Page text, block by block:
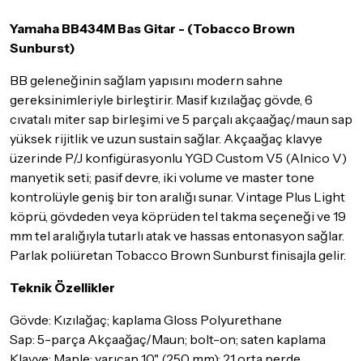
eksiksiz olması gerekmektedir. Satın almış olduğunuz ürünü
göndermeden önce mutlaka
İade ve değişim koşulları, ürün kategorilerine göre farklılık
gösterebilir. Lütfen satın almadan önce ilgili ürünün
iade/değişim şartlarını kontrol ettiğinizden emin olun.
Detaylar için tıklayınız
Yamaha BB434M Bas Gitar - (Tobacco Brown
Sunburst)
BB geleneğinin sağlam yapısını modern sahne
gereksinimleriyle birleştirir. Masif kızılağaç gövde, 6
cıvatalı miter sap birleşimi ve 5 parçalı akçaağaç/maun sap
yüksek rijitlik ve uzun sustain sağlar. Akçaağaç klavye
üzerinde P/J konfigürasyonlu YGD Custom V5 (Alnico V)
manyetik seti; pasif devre, iki volume ve master tone
kontrolüyle geniş bir ton aralığı sunar. Vintage Plus Light
köprü, gövdeden veya köprüden tel takma seçeneği ve 19
mm tel aralığıyla tutarlı atak ve hassas entonasyon sağlar.
Parlak poliüretan Tobacco Brown Sunburst finisajla gelir.
Teknik Özellikler
Gövde: Kızılağaç; kaplama Gloss Polyurethane
Sap: 5-parça Akçaağaç/Maun; bolt-on; saten kaplama